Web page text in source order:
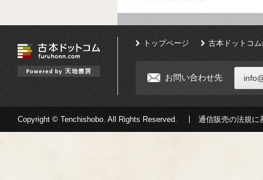
トップページ 古本ドットコ
お問い合わせ先
Copyright © Tenchishobo. All Rights Reserved. 通信販売の法規に